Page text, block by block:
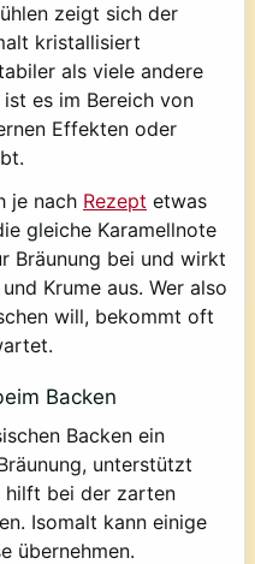
zeigt sich der
kristallisiert
als viele andere
es im Bereich von
Effekten oder
je nach Rezept etwas
gleiche Karamellnote
Bräunung bei und wirkt
Krume aus. Wer also
will, bekommt oft
Backen
Backen ein
unterstützt
hilft bei der zarten
Isomalt kann einige
übernehmen.